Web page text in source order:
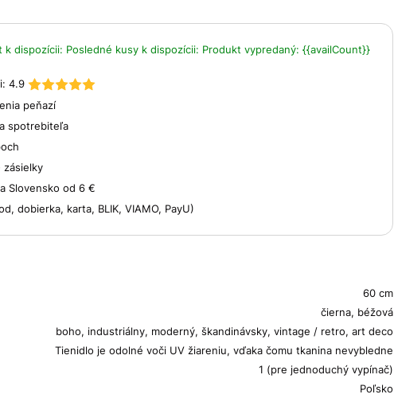
k dispozícii: Posledné kusy k dispozícii: Produkt vypredaný: {{availCount}}
4.9
peňazí
spotrebiteľa
zásielky
Slovensko od 6 €
dobierka, karta, BLIK, VIAMO, PayU)
čierna, béžová
boho, industriálny, moderný, škandinávsky, vintage / retro, art deco
Tienidlo je odolné voči UV žiareniu, vďaka čomu tkanina nevybledne
Poľsko
1 (pre jednoduchý vypínač)
60 cm